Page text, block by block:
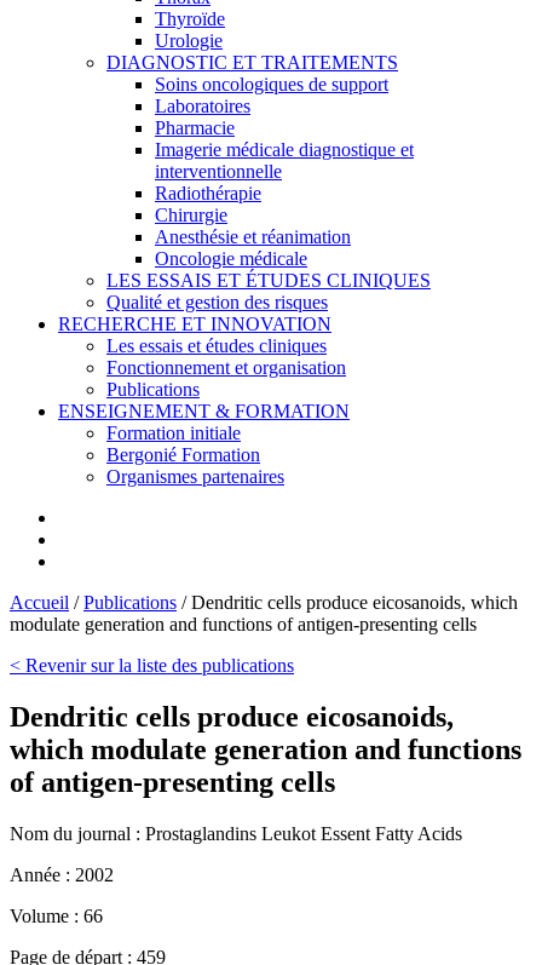
Thyroïde
Urologie
DIAGNOSTIC ET TRAITEMENTS
Soins oncologiques de support
Laboratoires
Pharmacie
Imagerie médicale diagnostique et
interventionnelle
Radiothérapie
Chirurgie
Anesthésie et réanimation
Oncologie médicale
LES ESSAIS ET ÉTUDES CLINIQUES
Qualité et gestion des risques
RECHERCHE ET INNOVATION
Les essais et études cliniques
Fonctionnement et organisation
Publications
ENSEIGNEMENT & FORMATION
Formation initiale
Bergonié Formation
Organismes partenaires
Accueil /Publications /Dendritic cells produce eicosanoids, which
modulate generation and functions of antigen-presenting cells
< Revenir sur la liste des publications
Dendritic cells produce eicosanoids,
which modulate generation and functions
of antigen-presenting cells
Nom du journal : Prostaglandins Leukot Essent Fatty Acids
Année : 2002
Volume : 66
Page de départ : 459